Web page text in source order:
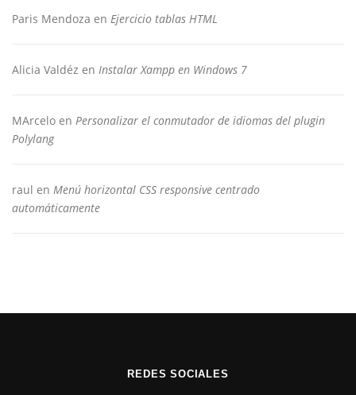
Paris Mendoza en Ejercicio tablas HTML
Alicia Valdéz en Instalar Xampp en Windows 7
MArcelo en Personalizar el conmutador de idiomas del plugin
Polylang
raul en Menú horizontal CSS responsive centrado
automáticamente
REDES SOCIALES